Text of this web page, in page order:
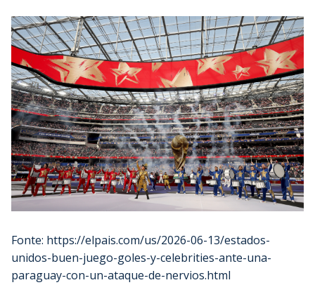
Fonte: https://elpais.com/us/2026-06-13/estados-
unidos-buen-juego-goles-y-celebrities-ante-una-
paraguay-con-un-ataque-de-nervios.html